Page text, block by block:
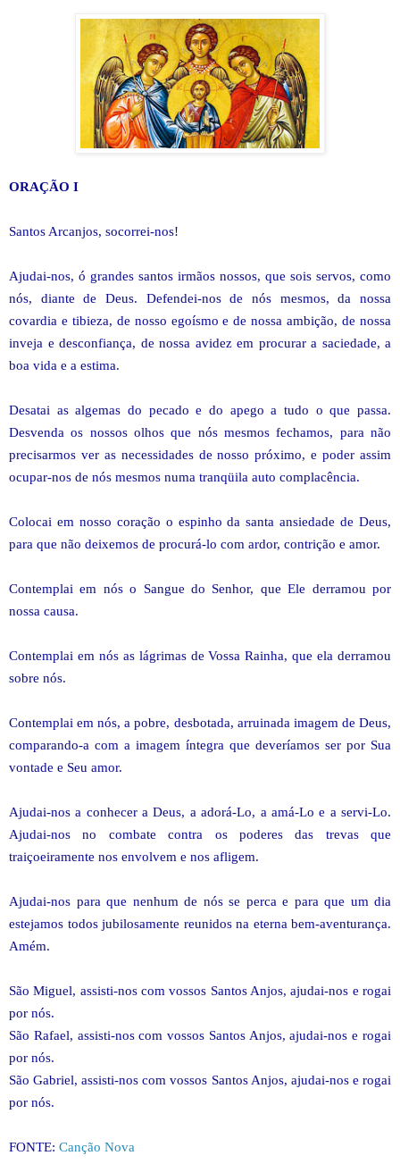
ORAÇÃO I
Santos Arcanjos, socorrei-nos!
Ajudai-nos, ó grandes santos irmãos nossos, que sois servos, como
nós, diante de Deus. Defendei-nos de nós mesmos, da nossa
covardia e tibieza, de nosso egoísmo e de nossa ambição, de nossa
inveja e desconfiança, de nossa avidez em procurar a saciedade, a
boa vida e a estima.
Desatai as algemas do pecado e do apego a tudo o que passa.
Desvenda os nossos olhos que nós mesmos fechamos, para não
precisarmos ver as necessidades de nosso próximo, e poder assim
ocupar-nos de nós mesmos numa tranqüila auto complacência.
Colocai em nosso coração o espinho da santa ansiedade de Deus,
para que não deixemos de procurá-lo com ardor, contrição e amor.
Contemplai em nós o Sangue do Senhor, que Ele derramou por
nossa causa.
Contemplai em nós as lágrimas de Vossa Rainha, que ela derramou
sobre nós.
Contemplai em nós, a pobre, desbotada, arruinada imagem de Deus,
comparando-a com a imagem íntegra que deveríamos ser por Sua
vontade e Seu amor.
Ajudai-nos a conhecer a Deus, a adorá-Lo, a amá-Lo e a servi-Lo.
Ajudai-nos no combate contra os poderes das trevas que
traiçoeiramente nos envolvem e nos afligem.
Ajudai-nos para que nenhum de nós se perca e para que um dia
estejamos todos jubilosamente reunidos na eterna bem-aventurança.
Amém.
São Miguel, assisti-nos com vossos Santos Anjos, ajudai-nos e rogai
por nós.
São Rafael, assisti-nos com vossos Santos Anjos, ajudai-nos e rogai
por nós.
São Gabriel, assisti-nos com vossos Santos Anjos, ajudai-nos e rogai
por nós.
FONTE: Canção Nova